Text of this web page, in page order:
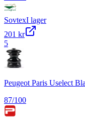
SovtexI lager
201 kr
5
Peugeot Paris Uselect
87/100